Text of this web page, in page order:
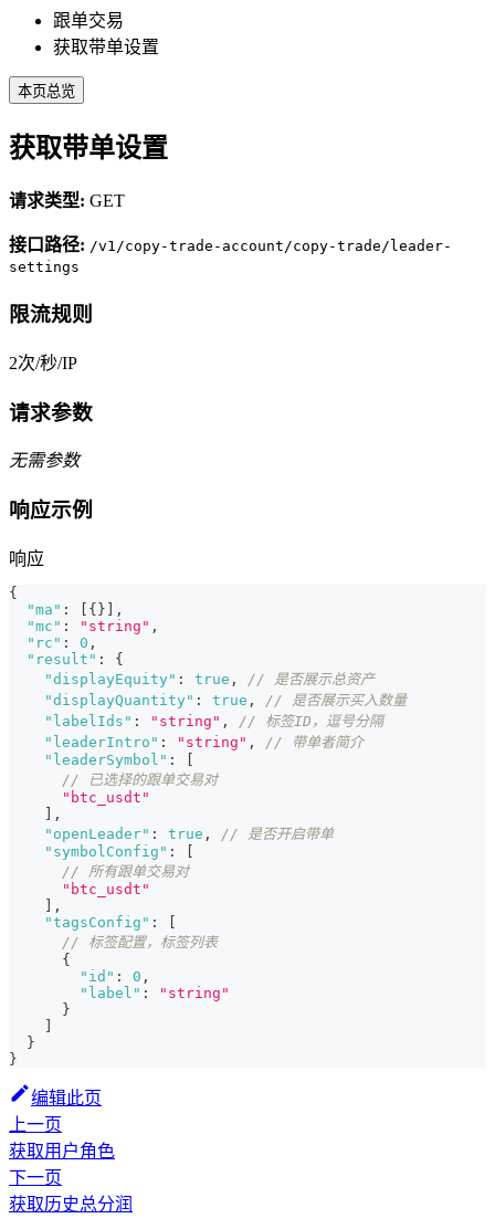
跟单交易
获取带单设置
本页总览
获取带单设置
请求类型: GET
接口路径: /v1/copy-trade-account/copy-trade/leader-
settings
限流规则
2次/秒/IP
请求参数
无需参数
响应示例
响应
{
"ma" : [ {} ] ,
"mc" : "string" ,
"rc" : 0 ,
"result" :
{
"displayEquity" : true ,
// 是否展示总资产
"displayQuantity" : true ,
// 是否展示买入数量
"labelIds" : "string" ,
// 标签ID，逗号分隔
"leaderIntro" : "string" ,
// 带单者简介
"leaderSymbol" :
[
// 已选择的跟单交易对
"btc_usdt"
] ,
"openLeader" : true ,
// 是否开启带单
"symbolConfig" :
[
// 所有跟单交易对
"btc_usdt"
] ,
"tagsConfig" :
[
// 标签配置，标签列表
{
"id" : 0 ,
"label" :
"string"
}
]
}
}
编辑此页
上一页
获取用户角色
下一页
获取历史总分润